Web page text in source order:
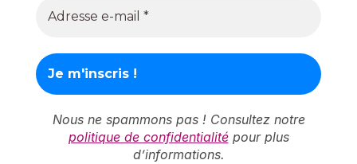
Nous ne spammons pas ! Consultez notre
politique de confidentialitépour plus
d’informations.